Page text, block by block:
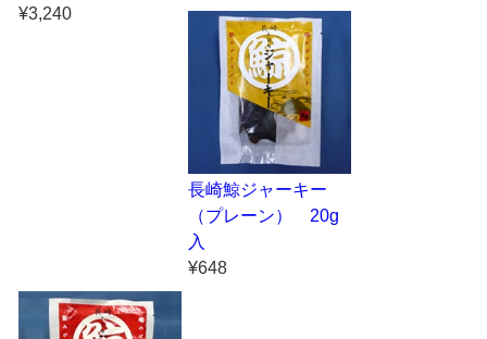
¥3,240
長崎鯨ジャーキー
（プレーン） 20g
入
¥648